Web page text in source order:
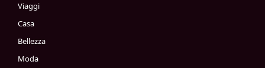
Viaggi
Casa
Bellezza
Moda